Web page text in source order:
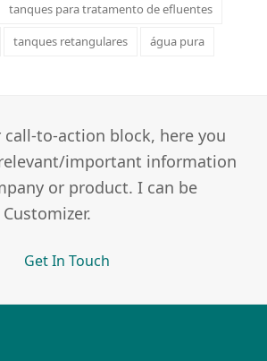
tanques para tratamento de efluentes
tanques retangulares água pura
to-action block, here you
important information
or product. I can be
Get In Touch